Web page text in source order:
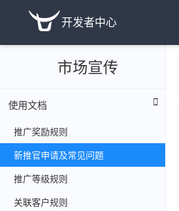
开发者中心
市场宣传
使用文档
推广奖励规则
新推官申请及常见问题
推广等级规则
关联客户规则